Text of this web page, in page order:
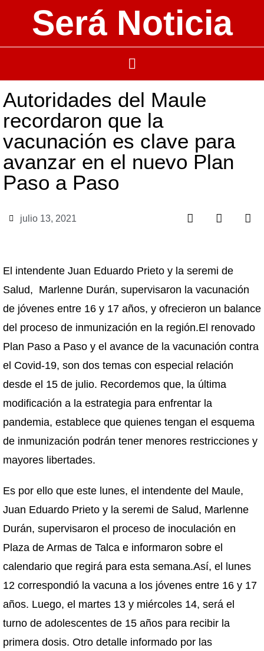
Será Noticia
Autoridades del Maule
recordaron que la
vacunación es clave para
avanzar en el nuevo Plan
Paso a Paso
julio 13, 2021
El intendente Juan Eduardo Prieto y la seremi de
Salud, Marlenne Durán, supervisaron la vacunación
de jóvenes entre 16 y 17 años, y ofrecieron un balance
del proceso de inmunización en la región.El renovado
Plan Paso a Paso y el avance de la vacunación contra
el Covid-19, son dos temas con especial relación
desde el 15 de julio. Recordemos que, la última
modificación a la estrategia para enfrentar la
pandemia, establece que quienes tengan el esquema
de inmunización podrán tener menores restricciones y
mayores libertades.
Es por ello que este lunes, el intendente del Maule,
Juan Eduardo Prieto y la seremi de Salud, Marlenne
Durán, supervisaron el proceso de inoculación en
Plaza de Armas de Talca e informaron sobre el
calendario que regirá para esta semana.Así, el lunes
12 correspondió la vacuna a los jóvenes entre 16 y 17
años. Luego, el martes 13 y miércoles 14, será el
turno de adolescentes de 15 años para recibir la
primera dosis. Otro detalle informado por las